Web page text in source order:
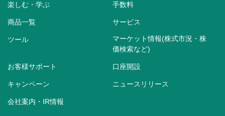
楽しむ・学ぶ 手数料
商品一覧 サービス
ツール
マーケット情報(株式市況・株
価検索など)
お客様サポート 口座開設
キャンペーン ニュースリリース
会社案内・IR情報